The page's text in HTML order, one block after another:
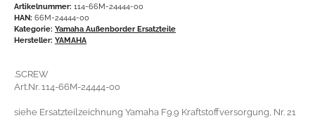
Artikelnummer: 114-66M-24444-00
HAN: 66M-24444-00
Kategorie: Yamaha Außenborder Ersatzteile
Hersteller: YAMAHA
.SCREW
Art.Nr. 114-66M-24444-00
siehe Ersatzteilzeichnung Yamaha F9.9 Kraftstoffversorgung, Nr. 21